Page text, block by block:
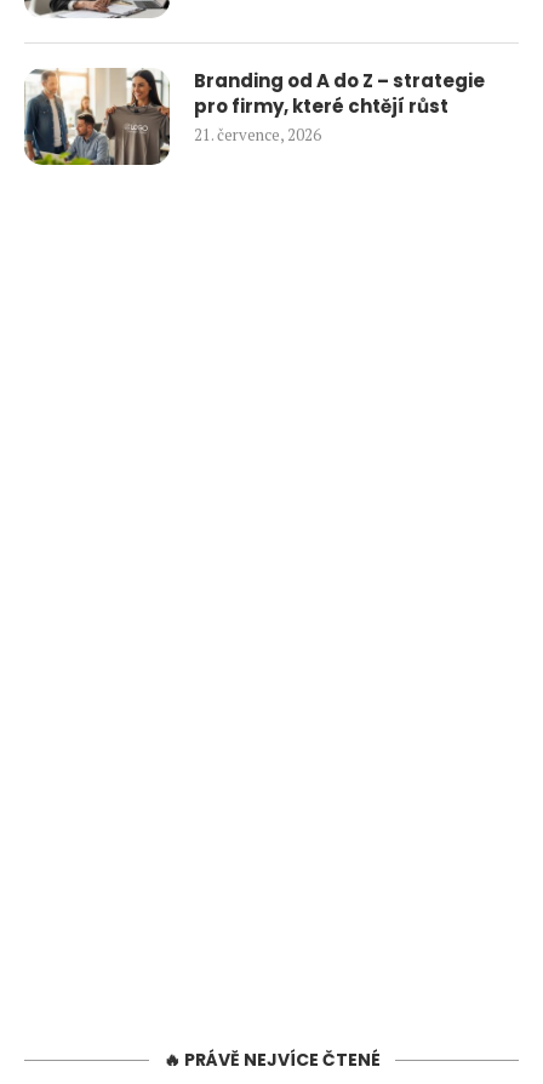
Branding od A do Z – strategie
pro firmy, které chtějí růst
21. července, 2026
🔥 PRÁVĚ NEJVÍCE ČTENÉ